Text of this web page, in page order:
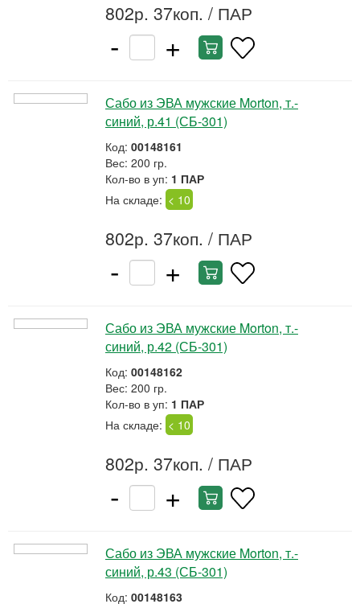
802р. 37коп. / ПАР
- +
Сабо из ЭВА мужские Morton, т.-
синий, р.41 (СБ-301)
Код: 00148161
Вес: 200 гр.
Кол-во в уп: 1 ПАР
На складе: < 10
802р. 37коп. / ПАР
- +
Сабо из ЭВА мужские Morton, т.-
синий, р.42 (СБ-301)
Код: 00148162
Вес: 200 гр.
Кол-во в уп: 1 ПАР
На складе: < 10
802р. 37коп. / ПАР
- +
Сабо из ЭВА мужские Morton, т.-
синий, р.43 (СБ-301)
Код: 00148163